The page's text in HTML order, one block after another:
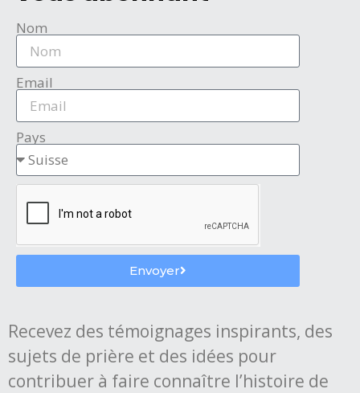
Nom
Email
Pays
Envoyer
Recevez des témoignages inspirants, des
sujets de prière et des idées pour
contribuer à faire connaître l’histoire de